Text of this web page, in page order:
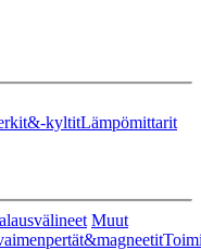
kyltitLämpömittarit
Muut